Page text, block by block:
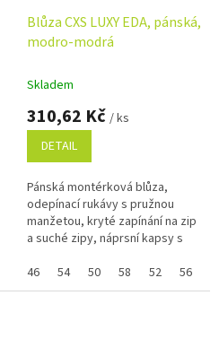
44 48 52 56 62
Blůza CXS LUXY EDA, pánská,
modro-modrá
Skladem
310,62 Kč / ks
DETAIL
Pánská montérková blůza,
odepínací rukávy s pružnou
manžetou, kryté zapínání na zip
a suché zipy, náprsní kapsy s
na zip, jednoduché boční
kapsy,...
46 54 50 58 52 56